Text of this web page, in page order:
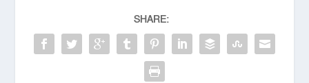
SHARE: